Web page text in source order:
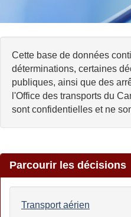
Cette base de données
déterminations, certaines
publiques, ainsi que des
l'Office des transports du
sont confidentielles et ne
Parcourir les décisions
Transport aérien